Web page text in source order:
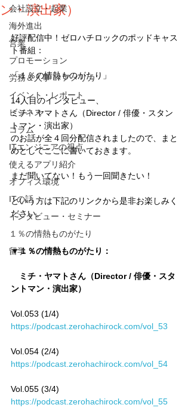
会社設立・起業
海外進出
営業
プロモーション
労務＆人事 in アメリカ
イベント・レポート
ビジネス
コラム
ITエンジニアの視点
使えるアプリ紹介
オフィス環境
ITの話
インタビュー・セミナー
１％の情熱ものがたり
留学
ン・演出家）
好評配信中！ゼロハチロックのポッドキャス
ト番組：
「１％の情熱ものがたり」
14人目のインタビュー、
ミチ・ヤマトさん（Director / 俳優・スタン
トマン・演出家）
のお話が全４回分配信されましたので、まと
めとしてここに書いておきます。
まだ聞いてない！もう一回聞きたい！
という方は下記のリンクから是非お楽しみく
ださい。
▼１％の情熱ものがたり：
ミチ・ヤマトさん（Director / 俳優・スタ
ントマン・演出家）
Vol.053 (1/4)
https://podcast.zerohachirock.com/vol_53
Vol.054 (2/4)
https://podcast.zerohachirock.com/vol_54
Vol.055 (3/4)
https://podcast.zerohachirock.com/vol_55